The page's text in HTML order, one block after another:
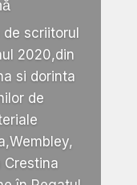
de scriitorul
2020,din
si dorinta
de
Crestina